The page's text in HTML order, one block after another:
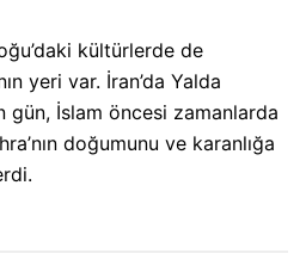
kültürlerde de
yeri var. İran’da Yalda
gün, İslam öncesi zamanlarda
doğumunu ve karanlığa